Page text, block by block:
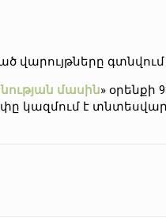
վարույթները գտնվում
մասին» օրենքի
կազմում է